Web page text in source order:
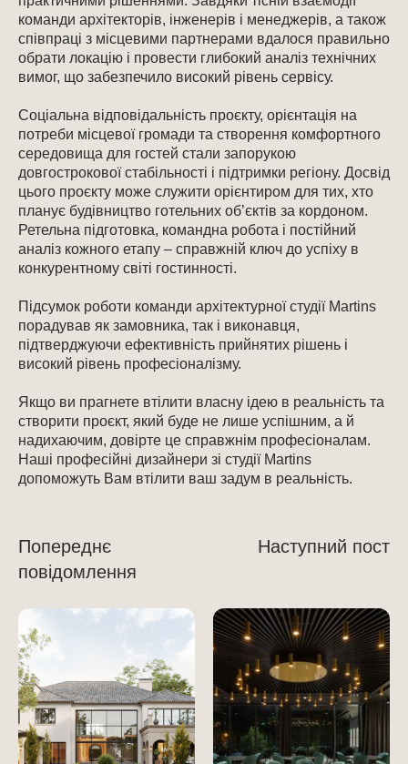
команди архітекторів, інженерів і менеджерів, а також
співпраці з місцевими партнерами вдалося правильно
обрати локацію і провести глибокий аналіз технічних
вимог, що забезпечило високий рівень сервісу.
Соціальна відповідальність проєкту, орієнтація на
потреби місцевої громади та створення комфортного
середовища для гостей стали запорукою
довгострокової стабільності і підтримки регіону. Досвід
цього проєкту може служити орієнтиром для тих, хто
планує будівництво готельних об’єктів за кордоном.
Ретельна підготовка, командна робота і постійний
аналіз кожного етапу – справжній ключ до успіху в
конкурентному світі гостинності.
Підсумок роботи команди архітектурної студії Martins
порадував як замовника, так і виконавця,
підтверджуючи ефективність прийнятих рішень і
високий рівень професіоналізму.
Якщо ви прагнете втілити власну ідею в реальність та
створити проєкт, який буде не лише успішним, а й
надихаючим, довірте це справжнім професіоналам.
Наші професійні дизайнери зі студії Martins
допоможуть Вам втілити ваш задум в реальність.
Попереднє
повідомлення
Наступний пост